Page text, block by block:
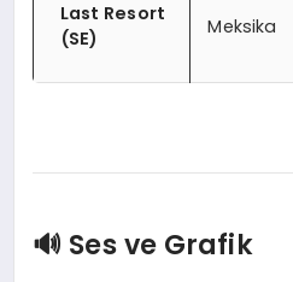
Last Resort
(SE)
Meksika
🔊 Ses ve Grafik